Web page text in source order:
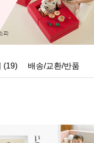
(19) 배송/교환/반품